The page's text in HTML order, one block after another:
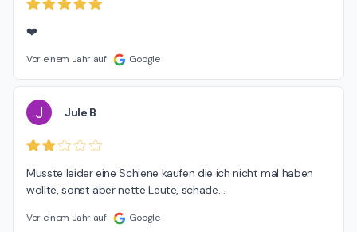
❤️
Vor einem Jahr auf Google
J Jule B
Musste leider eine Schiene kaufen die ich nicht mal haben
wollte, sonst aber nette Leute, schade…
Vor einem Jahr auf Google